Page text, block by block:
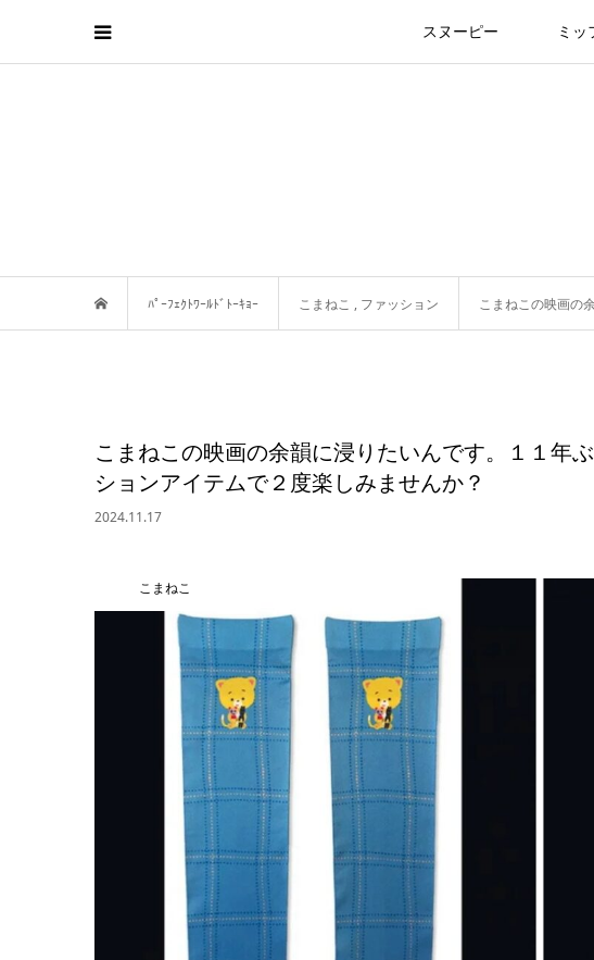
スヌーピー ミッ
ﾊﾟｰﾌｪｸﾄﾜｰﾙﾄﾞﾄｰｷｮｰ こまねこ , ファッション こまねこの映画の
こまねこの映画の余韻に浸りたいんです。１１年
ションアイテムで２度楽しみませんか？
2024.11.17
こまねこ